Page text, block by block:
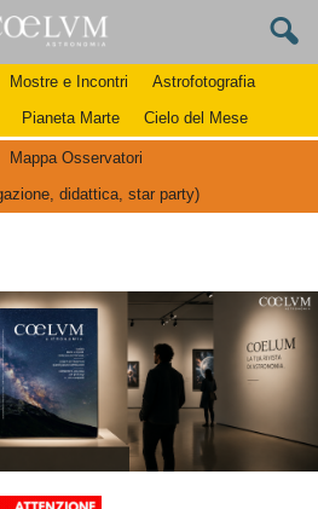
Mostre e Incontri
Astrofotografia
Pianeta Marte Cielo del Mese
Mappa Osservatori
didattica, star party)